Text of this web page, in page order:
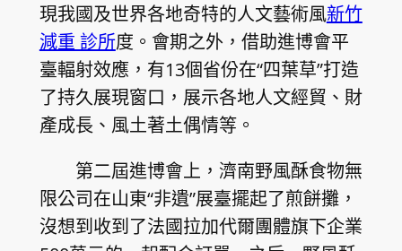
現我國及世界各地奇特的人文藝術風新竹
減重 診所度。會期之外，借助進博會平
臺輻射效應，有13個省份在“四葉草”打造
了持久展現窗口，展示各地人文經貿、財
產成長、風土著土偶情等。
第二屆進博會上，濟南野風酥食物無
限公司在山東“非遺”展臺擺起了煎餅攤，
沒想到收到了法國拉加代爾團體旗下企業